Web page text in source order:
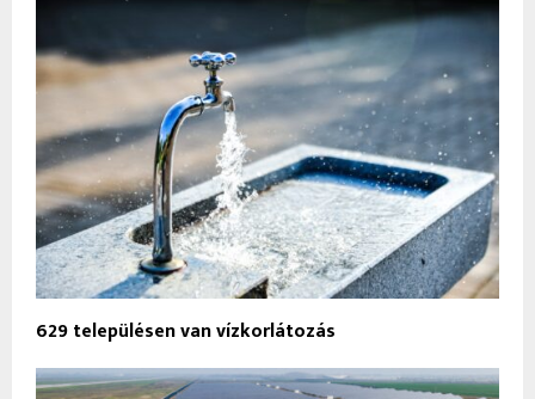
629 településen van vízkorlátozás